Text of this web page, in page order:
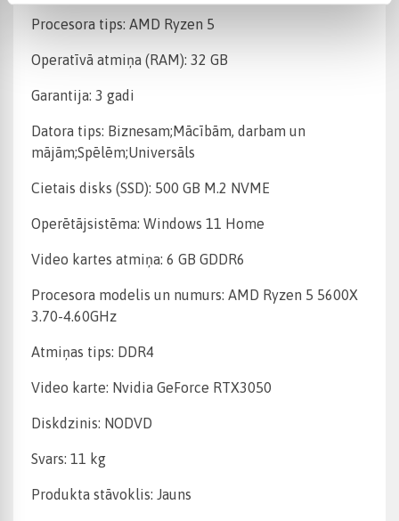
Procesora tips: AMD Ryzen 5
Operatīvā atmiņa (RAM): 32 GB
Garantija: 3 gadi
Datora tips: Biznesam;Mācībām, darbam un
mājām;Spēlēm;Universāls
Cietais disks (SSD): 500 GB M.2 NVME
Operētājsistēma: Windows 11 Home
Video kartes atmiņa: 6 GB GDDR6
Procesora modelis un numurs: AMD Ryzen 5 5600X
3.70-4.60GHz
Atmiņas tips: DDR4
Video karte: Nvidia GeForce RTX3050
Diskdzinis: NODVD
Svars: 11 kg
Produkta stāvoklis: Jauns